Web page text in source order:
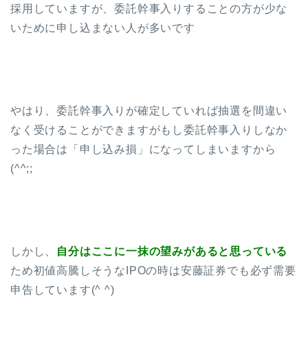
採用していますが、委託幹事入りすることの方が少な
いために申し込まない人が多いです
やはり、委託幹事入りが確定していれば抽選を間違い
なく受けることができますがもし委託幹事入りしなか
った場合は「申し込み損」になってしまいますから
(^^;;
しかし、
自分はここに一抹の望みがあると思っている
ため初値高騰しそうなIPOの時は安藤証券でも必ず需要
申告しています(^ ^)